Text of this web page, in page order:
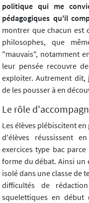
politique qui me
pédagogiques qu'il
montrer que chacun est
philosophes, que
"mauvais", notamment
leur pensée recouvre
exploiter. Autrement dit,
de les pousser à en
Le rôle
Les élèves plébiscitent
d'élèves réussissent
exercices type bac
forme du débat. Ainsi un
isolé dans une classe de
difficultés de
squelettiques en début